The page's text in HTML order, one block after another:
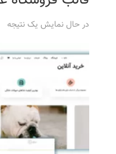
در حال نمایش یک نتیجه